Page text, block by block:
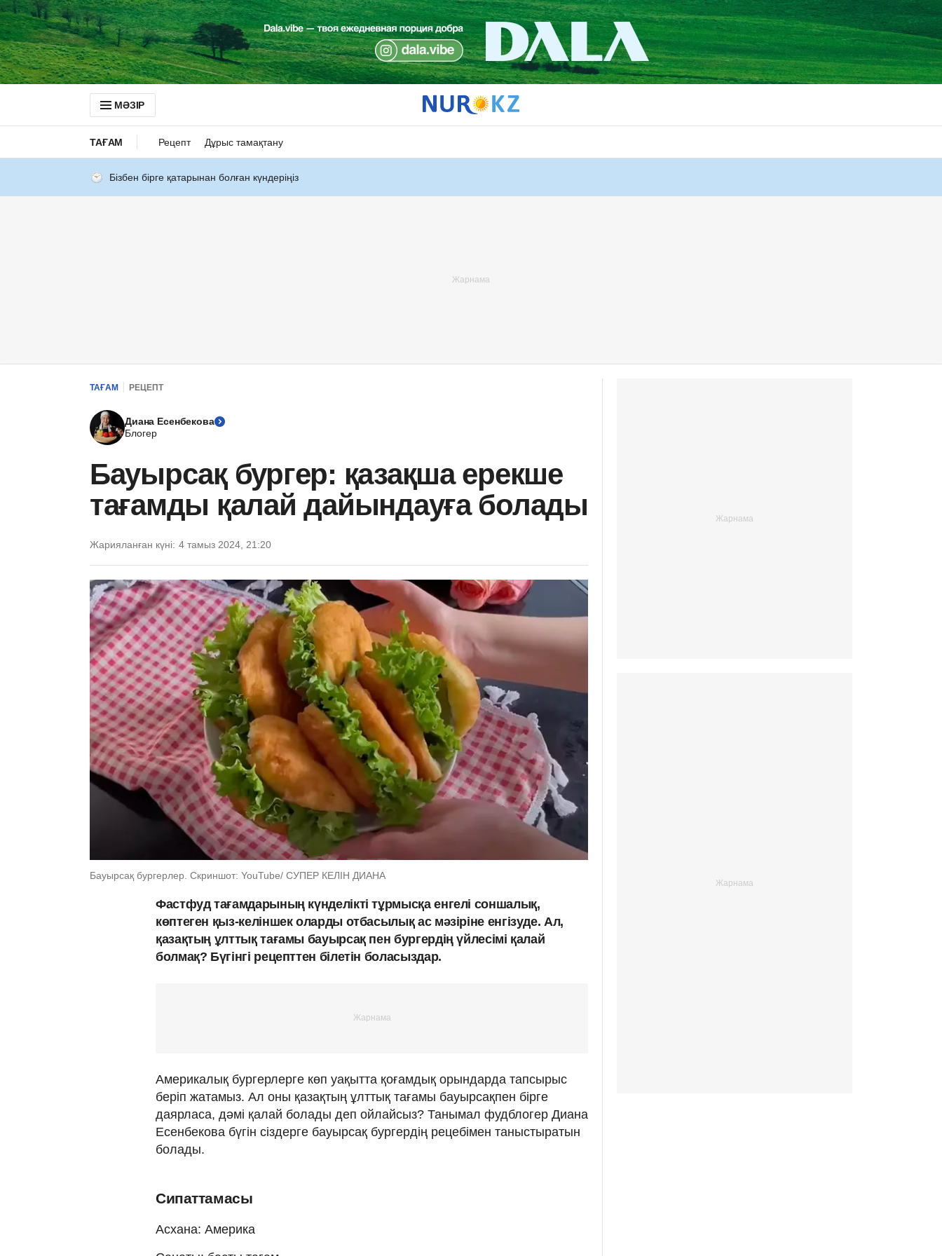
МӘЗІР
ТАҒАМ Рецепт Дұрыс тамақтану
Бізбен бірге қатарынан болған күндеріңіз
ТАҒАМ РЕЦЕПТ
Диана Есенбекова
Блогер
Бауырсақ бургер: қазақша ерекше
тағамды қалай дайындауға болады
Жарияланған күні: 4 тамыз 2024, 21:20
Бауырсақ бургерлер. Скриншот: YouTube/ СУПЕР КЕЛІН ДИАНА
Фастфуд тағамдарының күнделікті тұрмысқа енгелі соншалық,
көптеген қыз-келіншек оларды отбасылық ас мәзіріне енгізуде. Ал,
қазақтың ұлттық тағамы бауырсақ пен бургердің үйлесімі қалай
болмақ? Бүгінгі рецепттен білетін боласыздар.
Америкалық бургерлерге көп уақытта қоғамдық орындарда тапсырыс
беріп жатамыз. Ал оны қазақтың ұлттық тағамы бауырсақпен бірге
даярласа, дәмі қалай болады деп ойлайсыз? Танымал фудблогер Диана
Есенбекова бүгін сіздерге бауырсақ бургердің рецебімен таныстыратын
болады.
Сипаттамасы
Асхана: Америка